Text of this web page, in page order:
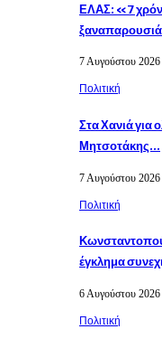
ΕΛΑΣ: «7
7 Αυγούστου 2026
Πολιτική
Στα Χανιά για
Μητσοτάκης…
7 Αυγούστου 2026
Πολιτική
έγκλημα
6 Αυγούστου 2026
Πολιτική